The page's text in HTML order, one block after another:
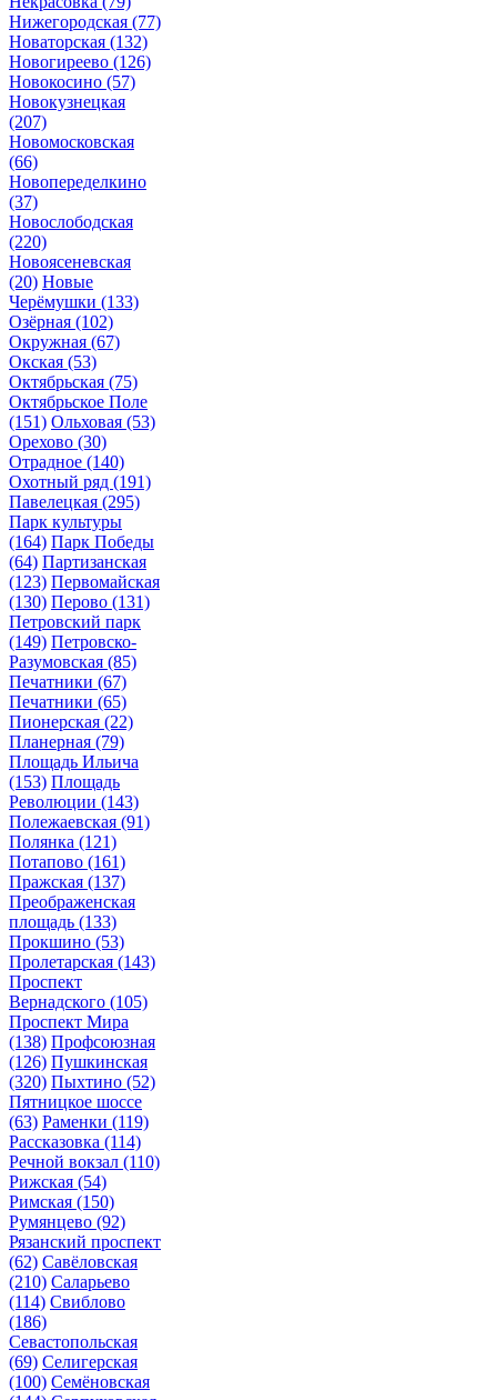
Нижегородская (77)
Новаторская (132)
Новогиреево (126)
Новокосино (57)
Новокузнецкая
(207)
Новомосковская
(66)
Новопеределкино
(37)
Новослободская
(220)
Новоясеневская
(20) Новые
Черёмушки (133)
Озёрная (102)
Окружная (67)
Окская (53)
Октябрьская (75)
Октябрьское Поле
(151) Ольховая (53)
Орехово (30)
Отрадное (140)
Охотный ряд (191)
Павелецкая (295)
Парк культуры
(164) Парк Победы
(64) Партизанская
(123) Первомайская
(130) Перово (131)
Петровский парк
(149) Петровско-
Разумовская (85)
Печатники (67)
Печатники (65)
Пионерская (22)
Планерная (79)
Площадь Ильича
(153) Площадь
Революции (143)
Полежаевская (91)
Полянка (121)
Потапово (161)
Пражская (137)
Преображенская
площадь (133)
Прокшино (53)
Пролетарская (143)
Проспект
Вернадского (105)
Проспект Мира
(138) Профсоюзная
(126) Пушкинская
(320) Пыхтино (52)
Пятницкое шоссе
(63) Раменки (119)
Рассказовка (114)
Речной вокзал (110)
Рижская (54)
Римская (150)
Румянцево (92)
Рязанский проспект
(62) Савёловская
(210) Саларьево
(114) Свиблово
(186)
Севастопольская
(69) Селигерская
(100) Семёновская